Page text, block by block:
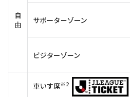
自
由
サポーターゾーン
ビジターゾーン
車いす席※2